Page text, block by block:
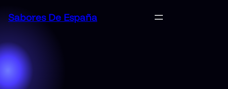
Sabores De España